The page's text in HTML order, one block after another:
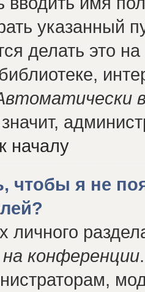
указанный
делать это
значит,
началу
чтобы я не
личного
конференции